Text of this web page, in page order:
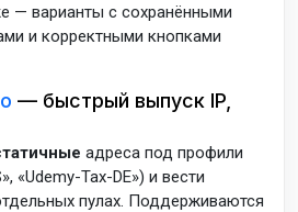
— варианты c сохранёнными
и корректными кнопками
— быстрый выпуск IP,
адреса под профили
«Udemy-Tax-DE») и вести
пулах. Поддерживаются